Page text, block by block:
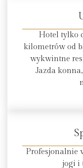
Hotel tylko
kilometrów od
wykwintne
Jazda
Profesjonalnie
jogi i